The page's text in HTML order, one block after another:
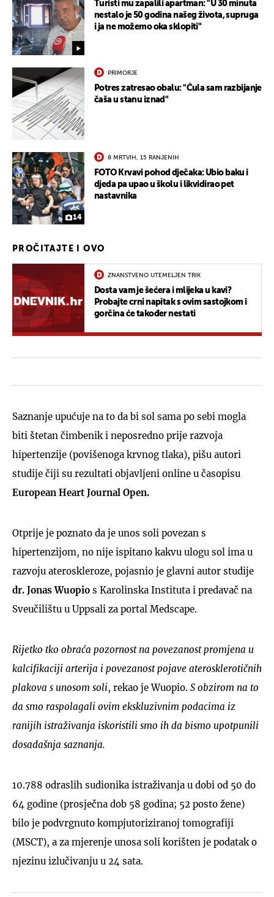
Turisti mu zapalili apartman: "U 30 minuta
nestalo je 50 godina našeg života, supruga
i ja ne možemo oka sklopiti"
PRIMORJE
Potres zatresao obalu: "Čula sam razbijanje
čaša u stanu iznad"
14
8 MRTVIH, 15 RANJENIH
FOTO Krvavi pohod dječaka: Ubio baku i
djeda pa upao u školu i likvidirao pet
nastavnika
PROČITAJTE I OVO
ZNANSTVENO UTEMELJEN TRIK
Dosta vam je šećera i mlijeka u kavi?
Probajte crni napitak s ovim sastojkom i
gorčina će također nestati
Saznanje upućuje na to da bi sol sama po sebi mogla
biti štetan čimbenik i neposredno prije razvoja
hipertenzije (povišenoga krvnog tlaka), pišu autori
studije čiji su rezultati objavljeni online u časopisu
European Heart Journal Open.
Otprije je poznato da je unos soli povezan s
hipertenzijom, no nije ispitano kakvu ulogu sol ima u
razvoju ateroskleroze, pojasnio je glavni autor studije
dr. Jonas Wuopio s Karolinska Instituta i predavač na
Sveučilištu u Uppsali za portal Medscape.
Rijetko tko obraća pozornost na povezanost promjena u
kalcifikaciji arterija i povezanost pojave aterosklerotičnih
plakova s unosom soli, rekao je Wuopio. S obzirom na to
da smo raspolagali ovim ekskluzivnim podacima iz
ranijih istraživanja iskoristili smo ih da bismo upotpunili
dosadašnja saznanja.
10.788 odraslih sudionika istraživanja u dobi od 50 do
64 godine (prosječna dob 58 godina; 52 posto žene)
bilo je podvrgnuto kompjutoriziranoj tomografiji
(MSCT), a za mjerenje unosa soli korišten je podatak o
njezinu izlučivanju u 24 sata.